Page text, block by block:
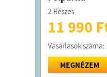
2 Részes
11 990
Vásárlások száma:
MEGNÉZEM